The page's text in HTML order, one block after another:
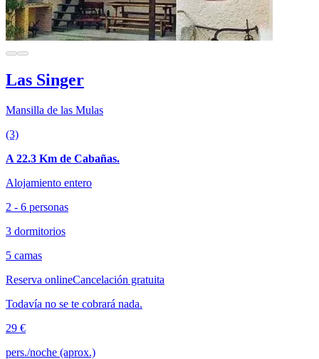
Las Singer
Mansilla de las Mulas
(3)
A 22.3 Km de Cabañas.
Alojamiento entero
2 - 6 personas
3 dormitorios
5 camas
Reserva onlineCancelación gratuita
Todavía no se te cobrará nada.
29 €
pers./noche (aprox.)